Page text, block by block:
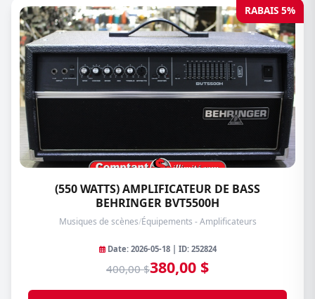
RABAIS 5%
(550 WATTS) AMPLIFICATEUR DE BASS
BEHRINGER BVT5500H
Musiques de scènes/Équipements - Amplificateurs
Date: 2026-05-18 | ID: 252824
400,00 $380,00 $